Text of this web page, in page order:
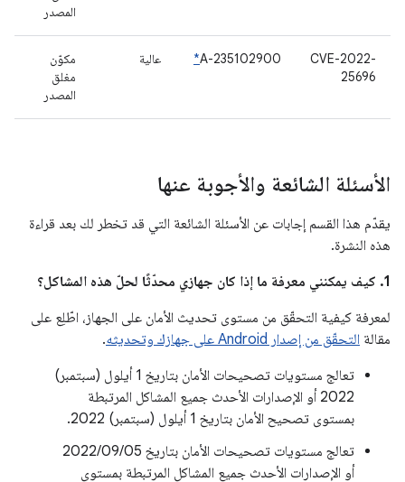
المصدر
CVE-2022-
25696
A-235102900
* عالية
مكوّن
مغلق
المصدر
الأسئلة الشائعة والأجوبة عنها
يقدّم هذا القسم إجابات عن الأسئلة الشائعة التي قد تخطر لك بعد قراءة
هذه النشرة.
1. كيف يمكنني معرفة ما إذا كان جهازي محدّثًا لحلّ هذه المشاكل؟
لمعرفة كيفية التحقّق من مستوى تحديث الأمان على الجهاز، اطّلِع على
مقالة التحقّق من إصدار Android على جهازك وتحديثه
.
تعالج مستويات تصحيحات الأمان بتاريخ 1 أيلول (سبتمبر)
2022 أو الإصدارات الأحدث جميع المشاكل المرتبطة
بمستوى تصحيح الأمان بتاريخ 1 أيلول (سبتمبر) 2022.
تعالج مستويات تصحيحات الأمان بتاريخ 05‏/09‏/2022
أو الإصدارات الأحدث جميع المشاكل المرتبطة بمستوى